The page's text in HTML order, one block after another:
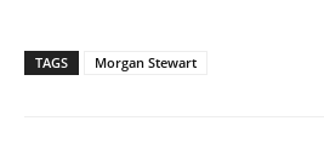
TAGS Morgan Stewart